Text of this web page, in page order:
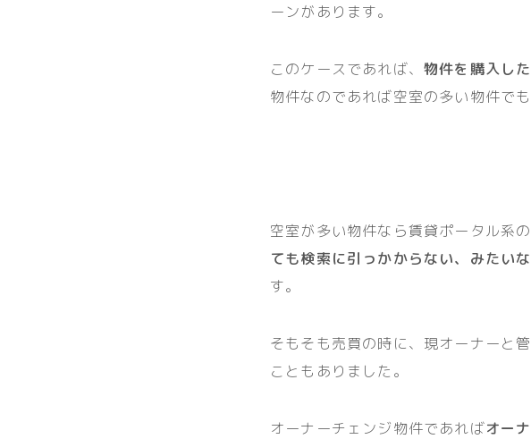
ーンがあります。
このケースであれば、 物件を購入し
物件なのであれば空室の多い物件で
空室が多い物件なら賃貸ポータル系
ても検索に引っかからない、みたい
す。
そもそも売買の時に、現オーナーと
こともありました。
オーナーチェンジ物件であればオー